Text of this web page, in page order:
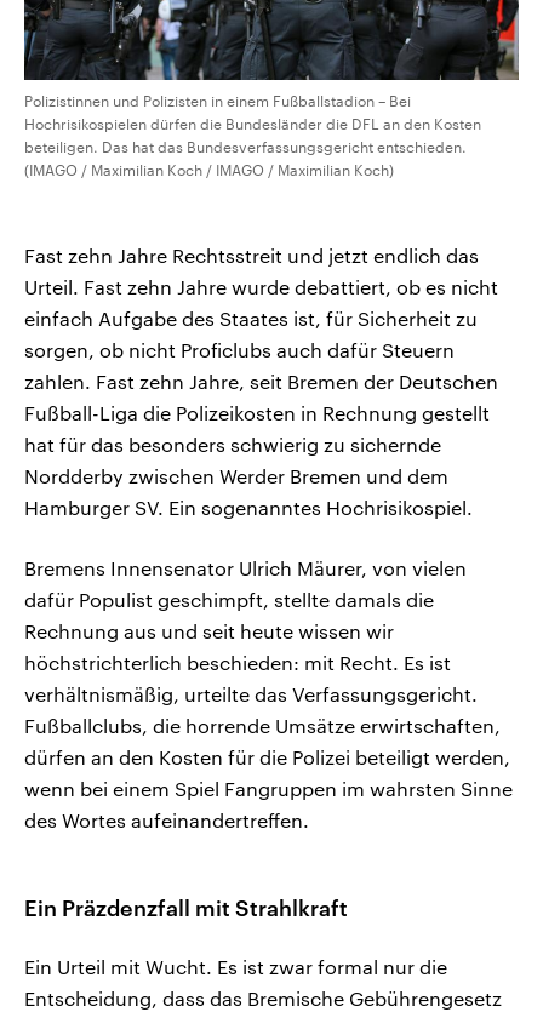
Polizistinnen und Polizisten in einem Fußballstadion – Bei
Hochrisikospielen dürfen die Bundesländer die DFL an den Kosten
beteiligen. Das hat das Bundesverfassungsgericht entschieden.
(IMAGO / Maximilian Koch / IMAGO / Maximilian Koch)
Fast zehn Jahre Rechtsstreit und jetzt endlich das
Urteil. Fast zehn Jahre wurde debattiert, ob es nicht
einfach Aufgabe des Staates ist, für Sicherheit zu
sorgen, ob nicht Proficlubs auch dafür Steuern
zahlen. Fast zehn Jahre, seit Bremen der Deutschen
Fußball-Liga die Polizeikosten in Rechnung gestellt
hat für das besonders schwierig zu sichernde
Nordderby zwischen Werder Bremen und dem
Hamburger SV. Ein sogenanntes Hochrisikospiel.
Bremens Innensenator Ulrich Mäurer, von vielen
dafür Populist geschimpft, stellte damals die
Rechnung aus und seit heute wissen wir
höchstrichterlich beschieden: mit Recht. Es ist
verhältnismäßig, urteilte das Verfassungsgericht.
Fußballclubs, die horrende Umsätze erwirtschaften,
dürfen an den Kosten für die Polizei beteiligt werden,
wenn bei einem Spiel Fangruppen im wahrsten Sinne
des Wortes aufeinandertreffen.
Ein Präzdenzfall mit Strahlkraft
Ein Urteil mit Wucht. Es ist zwar formal nur die
Entscheidung, dass das Bremische Gebührengesetz